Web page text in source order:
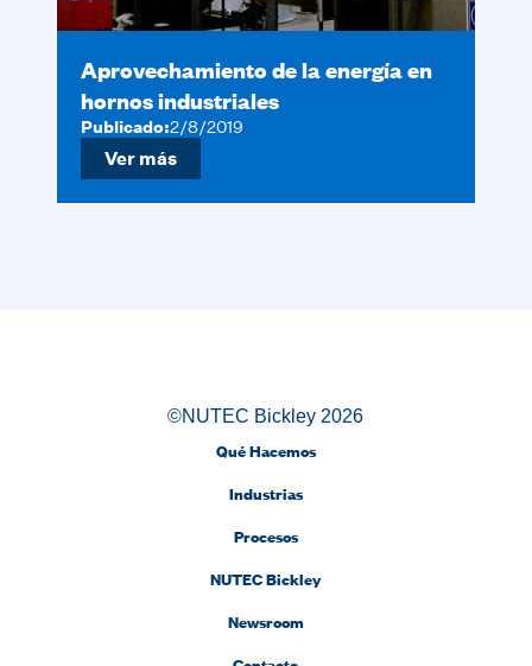
Aprovechamiento de la energía en
hornos industriales
Publicado:2/8/2019
Ver más
©NUTEC Bickley 2026
Qué Hacemos
Industrias
Procesos
NUTEC Bickley
Newsroom